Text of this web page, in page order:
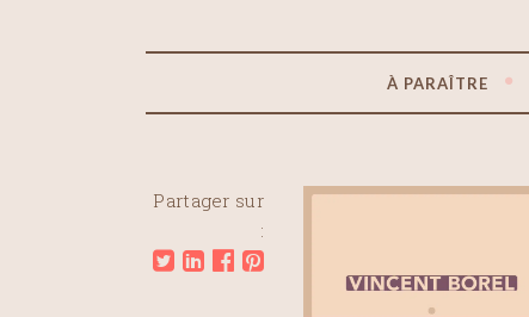
À PARAÎTRE
Partager sur
: